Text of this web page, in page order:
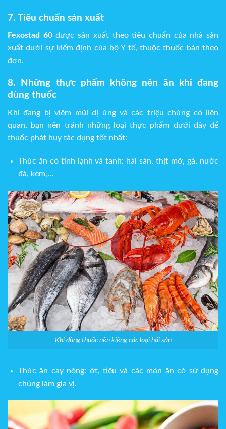
7. Tiêu chuẩn sản xuất
Fexostad 60được sản xuất theo tiêu chuẩn của nhà sản
xuất dưới sự kiểm định của bộ Y tế, thuộc thuốc bán theo
đơn.
8. Những thực phẩm không nên ăn khi đang
dùng thuốc
Khi đang bị viêm mũi dị ứng và các triệu chứng có liên
quan, bạn nên tránh những loại thực phẩm dưới đây để
thuốc phát huy tác dụng tốt nhất:
Thức ăn có tính lạnh và tanh: hải sản, thịt mỡ, gà, nước
đá, kem,…
Khi dùng thuốc nên kiêng các loại hải sản
Thức ăn cay nóng: ớt, tiêu và các món ăn có sử dụng
chúng làm gia vị.